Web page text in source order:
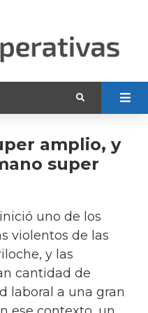
amplio, y
super
uno de los
violentos de las
y las
cantidad de
laboral a una gran